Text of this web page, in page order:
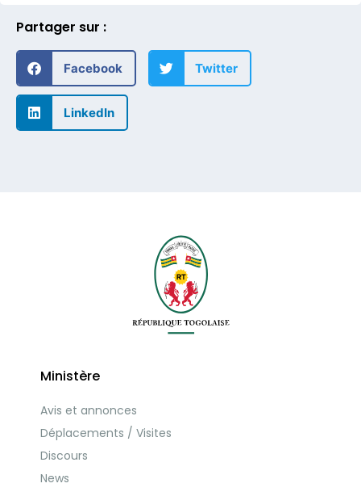
Partager sur :
Facebook Twitter
LinkedIn
Ministère
Avis et annonces
Déplacements / Visites
Discours
News